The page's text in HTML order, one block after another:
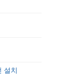
설치